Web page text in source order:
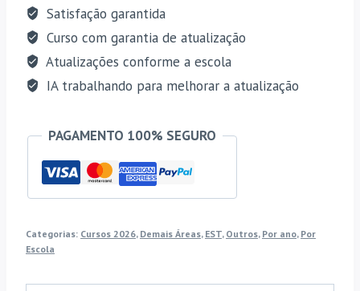
-
Pós
Edital
Assistente
Previdenciário
[2026]
Estrategia
quantidade
Satisfação garantida
Curso com garantia de atualização
Atualizações conforme a escola
IA trabalhando para melhorar a atualização
PAGAMENTO 100% SEGURO
Categorias: Cursos 2026, Demais Áreas, EST, Outros, Por ano, Por
Escola